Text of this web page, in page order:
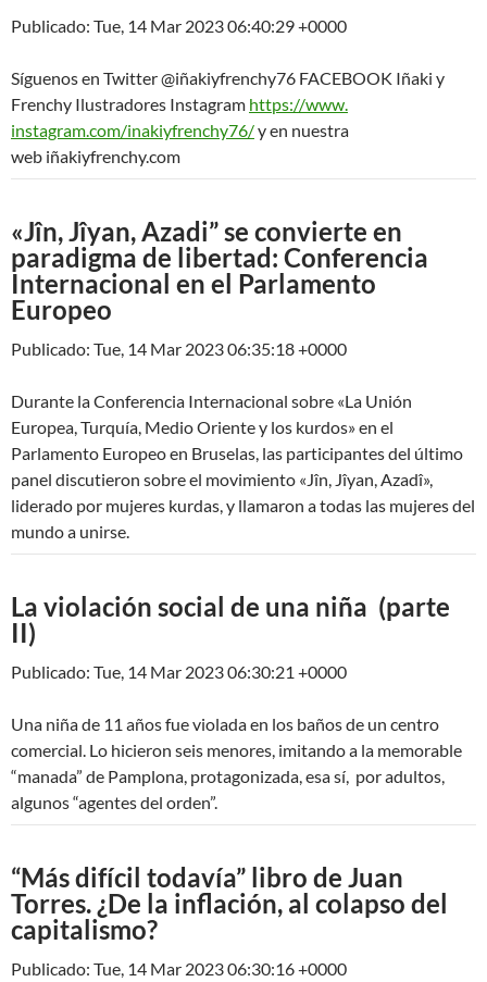
Publicado: Tue, 14 Mar 2023 06:40:29 +0000
Síguenos en Twitter @iñakiyfrenchy76 FACEBOOK Iñaki y
Frenchy Ilustradores Instagram https://www.
instagram.com/inakiyfrenchy76/y en nuestra
web iñakiyfrenchy.com
«Jîn, Jîyan, Azadi” se convierte en
paradigma de libertad: Conferencia
Internacional en el Parlamento
Europeo
Publicado: Tue, 14 Mar 2023 06:35:18 +0000
Durante la Conferencia Internacional sobre «La Unión
Europea, Turquía, Medio Oriente y los kurdos» en el
Parlamento Europeo en Bruselas, las participantes del último
panel discutieron sobre el movimiento «Jîn, Jîyan, Azadî»,
liderado por mujeres kurdas, y llamaron a todas las mujeres del
mundo a unirse.
La violación social de una niña (parte
II)
Publicado: Tue, 14 Mar 2023 06:30:21 +0000
Una niña de 11 años fue violada en los baños de un centro
comercial. Lo hicieron seis menores, imitando a la memorable
“manada” de Pamplona, protagonizada, esa sí, por adultos,
algunos “agentes del orden”.
“Más difícil todavía” libro de Juan
Torres. ¿De la inflación, al colapso del
capitalismo?
Publicado: Tue, 14 Mar 2023 06:30:16 +0000